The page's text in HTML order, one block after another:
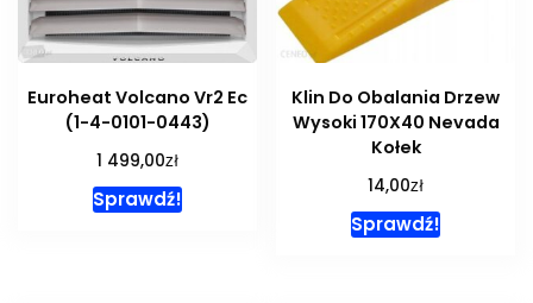
Euroheat Volcano Vr2 Ec
(1-4-0101-0443)
1 499,00zł
Sprawdź!
Klin Do Obalania Drzew
Wysoki 170X40 Nevada
Kołek
14,00zł
Sprawdź!